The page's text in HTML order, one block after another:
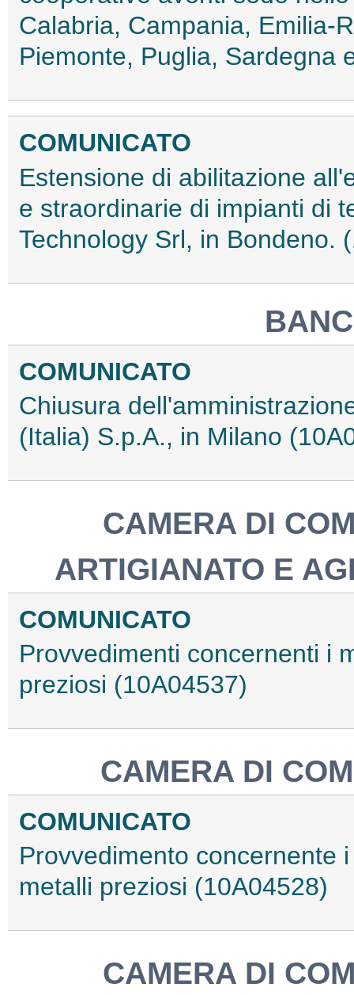
Calabria, Campania, Emilia-
Piemonte, Puglia, Sardegna
COMUNICATO
Estensione di abilitazione
e straordinarie di impianti di
Technology Srl, in Bondeno.
COMUNICATO
Chiusura
(Italia) S.p.A., in Milano
CAMERA DI
ARTIGIANATO E
COMUNICATO
Provvedimenti concernenti i
preziosi (10A04537)
CAMERA DI
COMUNICATO
Provvedimento concernente
metalli preziosi (10A04528)
CAMERA DI